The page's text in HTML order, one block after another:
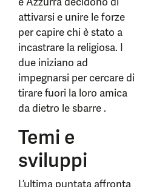
attivarsi e unire le forze
per capire chi è stato a
incastrare la religiosa. I
due iniziano ad
impegnarsi per cercare di
tirare fuori la loro amica
da dietro le sbarre .
Temi e
sviluppi
L’ultima puntata affronta